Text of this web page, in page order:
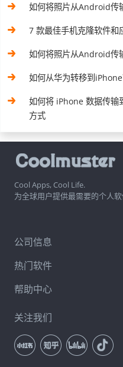
如何将照片从Android传
7 款最佳手机克隆软件和
如何将照片从Android传
如何从华为转移到
如何将 iPhone 数据传输
方式
Cool Apps, Cool Life.
为全球用户提供最需要的个人
公司信息
热门软件
帮助中心
关注我们